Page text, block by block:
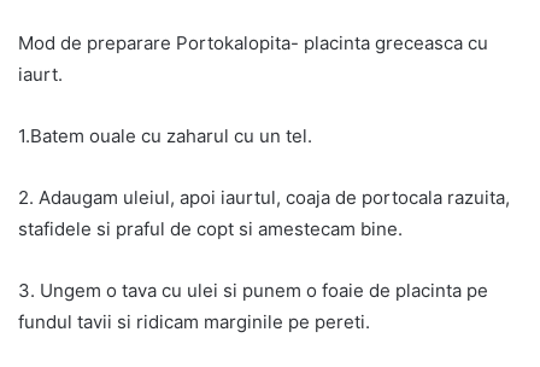
Mod de preparare Portokalopita- placinta greceasca cu
iaurt.
1.Batem ouale cu zaharul cu un tel.
2. Adaugam uleiul, apoi iaurtul, coaja de portocala razuita,
stafidele si praful de copt si amestecam bine.
3. Ungem o tava cu ulei si punem o foaie de placinta pe
fundul tavii si ridicam marginile pe pereti.